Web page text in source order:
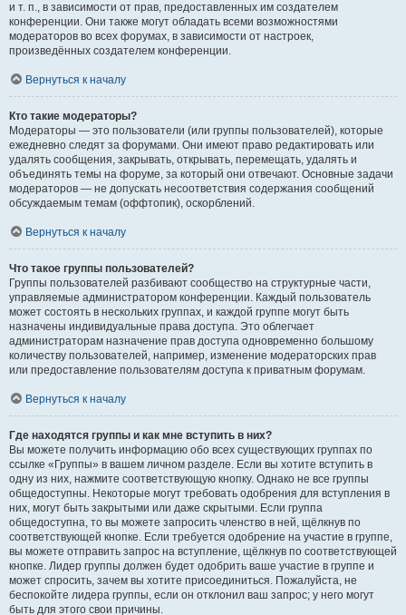
и т. п., в зависимости от прав, предоставленных им создателем
конференции. Они также могут обладать всеми возможностями
модераторов во всех форумах, в зависимости от настроек,
произведённых создателем конференции.
Вернуться к началу
Кто такие модераторы?
Модераторы — это пользователи (или группы пользователей), которые
ежедневно следят за форумами. Они имеют право редактировать или
удалять сообщения, закрывать, открывать, перемещать, удалять и
объединять темы на форуме, за который они отвечают. Основные задачи
модераторов — не допускать несоответствия содержания сообщений
обсуждаемым темам (оффтопик), оскорблений.
Вернуться к началу
Что такое группы пользователей?
Группы пользователей разбивают сообщество на структурные части,
управляемые администратором конференции. Каждый пользователь
может состоять в нескольких группах, и каждой группе могут быть
назначены индивидуальные права доступа. Это облегчает
администраторам назначение прав доступа одновременно большому
количеству пользователей, например, изменение модераторских прав
или предоставление пользователям доступа к приватным форумам.
Вернуться к началу
Где находятся группы и как мне вступить в них?
Вы можете получить информацию обо всех существующих группах по
ссылке «Группы» в вашем личном разделе. Если вы хотите вступить в
одну из них, нажмите соответствующую кнопку. Однако не все группы
общедоступны. Некоторые могут требовать одобрения для вступления в
них, могут быть закрытыми или даже скрытыми. Если группа
общедоступна, то вы можете запросить членство в ней, щёлкнув по
соответствующей кнопке. Если требуется одобрение на участие в группе,
вы можете отправить запрос на вступление, щёлкнув по соответствующей
кнопке. Лидер группы должен будет одобрить ваше участие в группе и
может спросить, зачем вы хотите присоединиться. Пожалуйста, не
беспокойте лидера группы, если он отклонил ваш запрос; у него могут
быть для этого свои причины.